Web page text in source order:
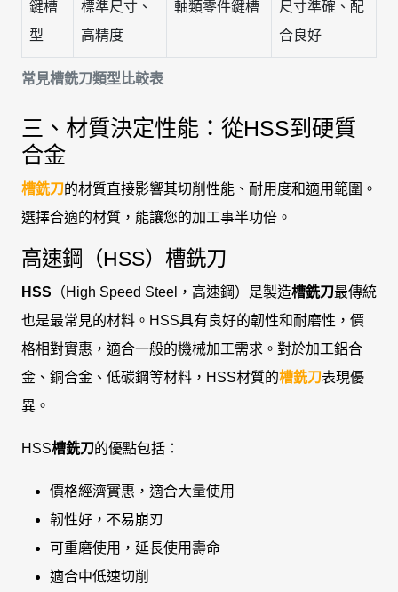
常見槽銑刀類型比較表
鍵槽
型
標準尺寸、
高精度
軸類零件鍵槽
尺寸準確、配
合良好
三、材質決定性能：從HSS到硬質
合金
槽銑刀的材質直接影響其切削性能、耐用度和適用範圍。
選擇合適的材質，能讓您的加工事半功倍。
高速鋼（HSS）槽銑刀
HSS （High Speed Steel，高速鋼）是製造槽銑刀最傳統
也是最常見的材料。HSS具有良好的韌性和耐磨性，價
格相對實惠，適合一般的機械加工需求。對於加工鋁合
金、銅合金、低碳鋼等材料，HSS材質的槽銑刀表現優
異。
HSS槽銑刀的優點包括：
價格經濟實惠，適合大量使用
韌性好，不易崩刃
可重磨使用，延長使用壽命
適合中低速切削